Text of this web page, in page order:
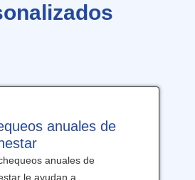
anuales de
anuales de
le ayudan a